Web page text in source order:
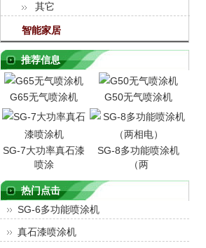
其它
智能家居
推荐信息
G65无气喷涂机 G50无气喷涂机
SG-7大功率真石漆
喷涂
SG-8多功能喷涂机
（两
热门点击
SG-6多功能喷涂机
真石漆喷涂机